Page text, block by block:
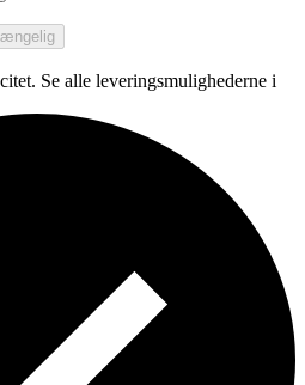
Se alle leveringsmulighederne i